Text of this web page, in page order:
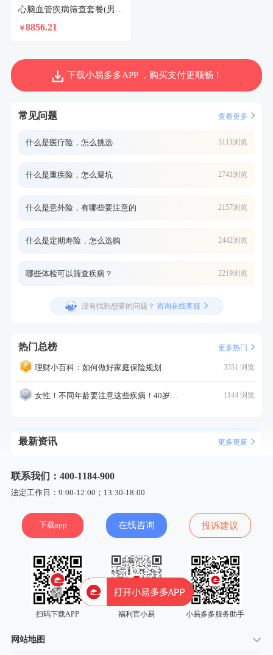
￥8856.21
下载小易多多APP ，购买支付更顺畅！
常见问题 查看更多
什么是医疗险，怎么挑选 3111浏览
什么是重疾险，怎么避坑 2741浏览
什么是意外险，有哪些要注意的 2157浏览
什么是定期寿险，怎么选购 2442浏览
哪些体检可以筛查疾病？ 2219浏览
没有找到想要的问题？ 咨询在线客服
热门总榜 更多热门
理财小百科：如何做好家庭保险规划 3351 浏览
女性！不同年龄要注意这些疾病！40岁的这个疾病最需要注意！ 1144 浏览
最新资讯 更多更新
联系我们：400-1184-900
法定工作日：9:00-12:00；13:30-18:00
下载app 在线咨询 投诉建议
扫码下载APP 福利官小易 小易多多服务助手
网站地图